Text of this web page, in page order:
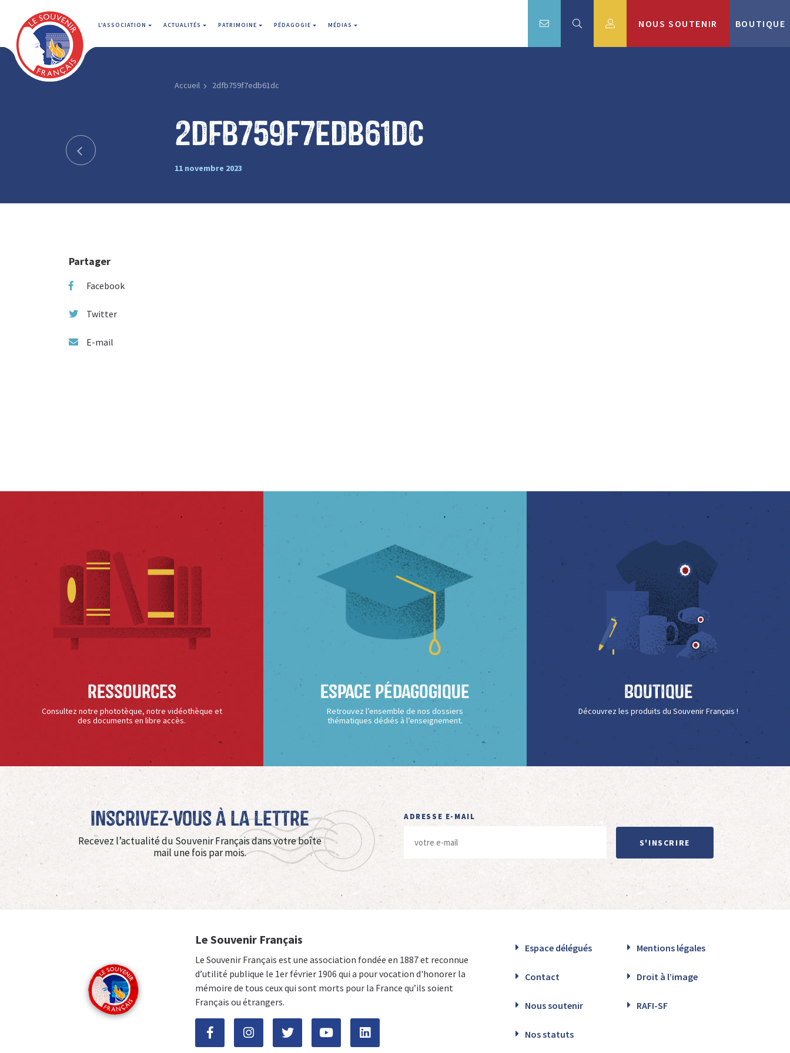
L'ASSOCIATION ACTUALITÉS PATRIMOINE PÉDAGOGIE MÉDIAS NOUS SOUTENIR BOUTIQUE
Accueil 2dfb759f7edb61dc
2dfb759f7edb61dc
11 novembre 2023
Partager
Facebook
Twitter
E-mail
Ressources
Consultez notre phototèque, notre vidéothèque et
des documents en libre accès.
Espace Pédagogique
Retrouvez l’ensemble de nos dossiers
thématiques dédiés à l’enseignement.
Boutique
Découvrez les produits du Souvenir Français !
Inscrivez-vous à La Lettre
Recevez l’actualité du Souvenir Français dans votre boîte
mail une fois par mois.
ADRESSE E-MAIL
S'INSCRIRE
Le Souvenir Français
Le Souvenir Français est une association fondée en 1887 et reconnue
d’utilité publique le 1er février 1906 qui a pour vocation d'honorer la
mémoire de tous ceux qui sont morts pour la France qu’ils soient
Français ou étrangers.
Espace délégués Mentions légales
Contact Droit à l’image
Nous soutenir RAFI-SF
Nos statuts